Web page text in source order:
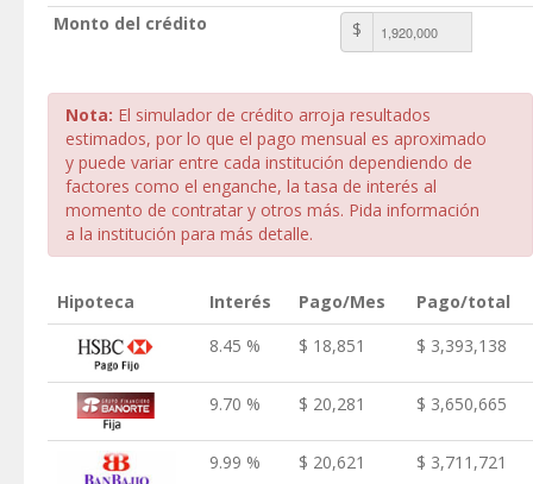
Monto del crédito $
Nota: El simulador de crédito arroja resultados
estimados, por lo que el pago mensual es aproximado
y puede variar entre cada institución dependiendo de
factores como el enganche, la tasa de interés al
momento de contratar y otros más. Pida información
a la institución para más detalle.
Hipoteca Interés Pago/Mes
Pago/total
8.45 %
$ 18,851 $ 3,393,138
9.70 % $ 20,281 $ 3,650,665
9.99 % $ 20,621 $ 3,711,721